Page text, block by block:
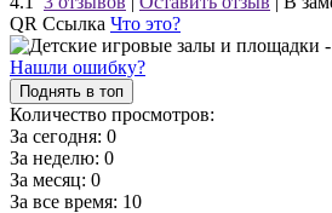
QR Ссылка Что это?
Нашли ошибку?
Поднять в топ
Количество просмотров:
За сегодня: 0
За неделю: 0
За месяц: 0
За все время: 10